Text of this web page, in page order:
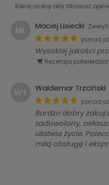
Kliknij ocenę aby filtrować
ML Maciej Lisiecki
ponad
Wysokiej jakości
Recenzja
WT Waldemar Trzciński
ponad
Bardzo dobry
zadowolony,
ułatwia życie.
miłą obsługę i